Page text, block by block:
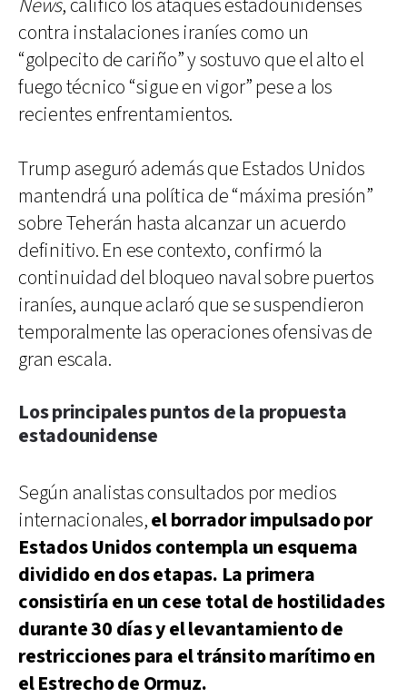
News, calificó los ataques estadounidenses
contra instalaciones iraníes como un
“golpecito de cariño” y sostuvo que el alto el
fuego técnico “sigue en vigor” pese a los
recientes enfrentamientos.
Trump aseguró además que Estados Unidos
mantendrá una política de “máxima presión”
sobre Teherán hasta alcanzar un acuerdo
definitivo. En ese contexto, confirmó la
continuidad del bloqueo naval sobre puertos
iraníes, aunque aclaró que se suspendieron
temporalmente las operaciones ofensivas de
gran escala.
Los principales puntos de la propuesta
estadounidense
Según analistas consultados por medios
internacionales,el borrador impulsado por
Estados Unidos contempla un esquema
dividido en dos etapas. La primera
consistiría en un cese total de hostilidades
durante 30 días y el levantamiento de
restricciones para el tránsito marítimo en
el Estrecho de Ormuz.